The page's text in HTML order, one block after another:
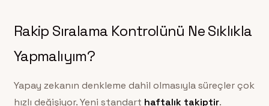
Rakip Sıralama Kontrolünü Ne Sıklıkla
Yapmalıyım?
Yapay zekanın denkleme dahil olmasıyla süreçler çok
hızlı değişiyor. Yeni standart haftalık takiptir.